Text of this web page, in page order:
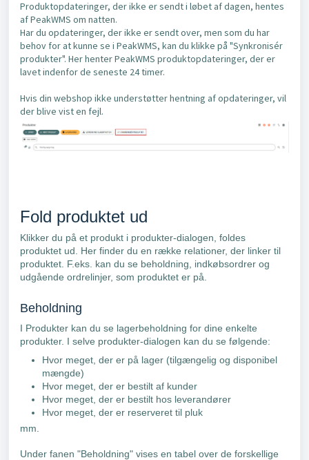
Produktopdateringer, der ikke er sendt i løbet af dagen, hentes
af PeakWMS om natten.
Har du opdateringer, der ikke er sendt over, men som du har
behov for at kunne se i PeakWMS, kan du klikke på "Synkronisér
produkter". Her henter PeakWMS produktopdateringer, der er
lavet indenfor de seneste 24 timer.
Hvis din webshop ikke understøtter hentning af opdateringer, vil
der blive vist en fejl.
Fold produktet ud
Klikker du på et produkt i produkter-dialogen, foldes
produktet ud. Her finder du en række relationer, der linker til
produktet. F.eks. kan du se beholdning, indkøbsordrer og
udgående ordrelinjer, som produktet er på.
Beholdning
I Produkter kan du se lagerbeholdning for dine enkelte
produkter. I selve produkter-dialogen kan du se følgende:
Hvor meget, der er på lager (tilgængelig og disponibel
mængde)
Hvor meget, der er bestilt af kunder
Hvor meget, der er bestilt hos leverandører
Hvor meget, der er reserveret til pluk
mm.
Under fanen "Beholdning" vises en tabel over de forskellige